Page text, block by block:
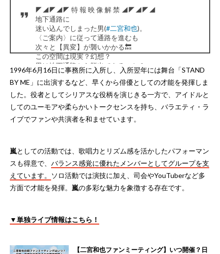
◤◢◤◢◤ 特 報 映 像 解 禁 ◢◤◢◤◢
地下通路に
迷い込んでしまった男(#二宮和也)。
〈ご案内〉に従って通路を進むも
次々と【異変】が襲いかかる🔙
この空間は現実？幻想？
男は地下通路から脱出できるのか？
映画『#８番出口』
🎥𝟴.𝟮𝟵 𝗙𝗿𝗶 𝗥𝗼𝗮𝗱𝘀𝗵𝗼𝘄
pic.twitter.com/LHR9ZhY2Rc
— 映画『８番出口』【公式】 (@exit8_movie)
March
27, 2025
1996年6月16日に事務所に入所し、入所翌年には舞台「STAND
BY ME」に出演するなど、早くから俳優としての才能を発揮しま
した。役者としてシリアスな役柄を演じきる一方で、アイドルと
してのユーモアや柔らかいトークセンスを持ち、バラエティ・ラ
イブでファンや共演者を和ませています。
嵐としての活動では、歌唱力とリズム感を活かしたパフォーマン
スも得意で、 バランス感覚に優れたメンバーとしてグループを支
えています。
ソロ活動では演技に加え、司会やYouTuberなど多
方面で才能を発揮。 嵐の多彩な魅力を象徴する存在です。
▼単独ライブ情報はこちら！
【二宮和也ファンミーティング】いつ開催？日